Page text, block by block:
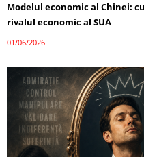
Modelul economic al Chinei:
rivalul economic al SUA
01/06/2026